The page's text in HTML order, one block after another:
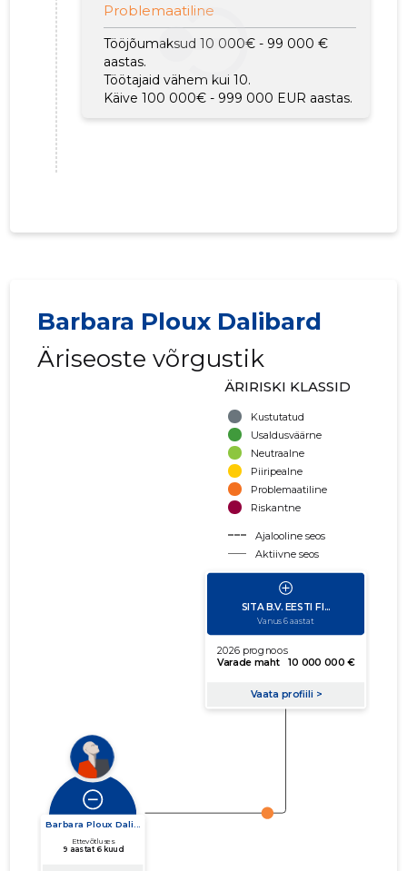
Problemaatiline
Tööjõumaksud 10 000€ - 99 000 €
aastas.
Töötajaid vähem kui 10.
Käive 100 000€ - 999 000 EUR aastas.
Barbara Ploux Dalibard
Äriseoste võrgustik
ÄRIRISKI KLASSID
Kustutatud
Usaldusväärne
Neutraalne
Piiripealne
Problemaatiline
Riskantne
Ajalooline seos
Aktiivne seos
käibe suurus
võla suurus